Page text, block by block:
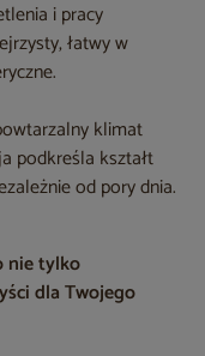
i pracy
łatwy w
klimat
podkreśla kształt
od pory dnia.
nie tylko
dla Twojego